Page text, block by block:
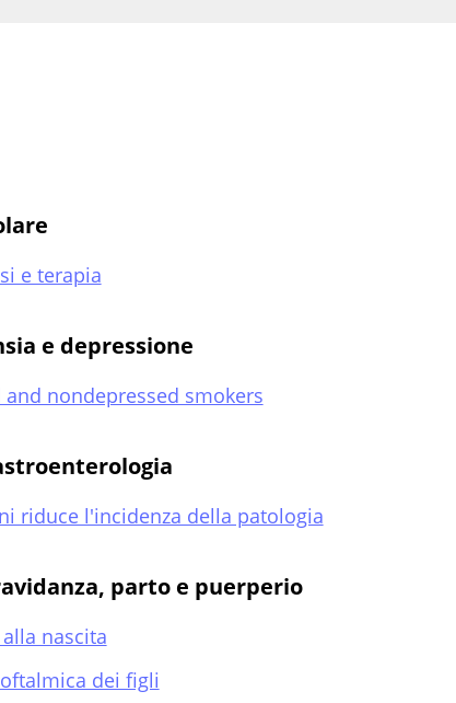
e terapia
e depressione
nondepressed smokers
riduce l'incidenza della patologia
parto e puerperio
nascita
dei figli